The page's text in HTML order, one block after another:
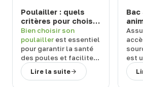
Poulailler : quels
critères pour choisir
un modèle durable
et facile à entretenir
?
Bien choisir son
poulailler est essentiel
pour garantir la santé
des poules et faciliter
l’entretien
au
quotidien. Face aux
Lire la suite
Bac
de
?
est
quel